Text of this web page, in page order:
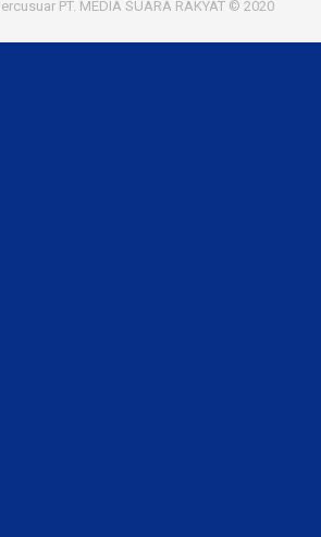
PT. MEDIA SUARA RAKYAT © 2020